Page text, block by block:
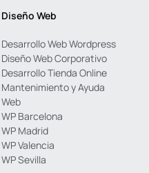
Diseño Web
Desarrollo Web Wordpress
Diseño Web Corporativo
Desarrollo Tienda Online
Mantenimiento y Ayuda
Web
WP Barcelona
WP Madrid
WP Valencia
WP Sevilla